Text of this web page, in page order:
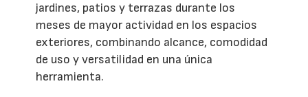
jardines, patios y terrazas durante los
meses de mayor actividad en los espacios
exteriores, combinando alcance, comodidad
de uso y versatilidad en una única
herramienta.